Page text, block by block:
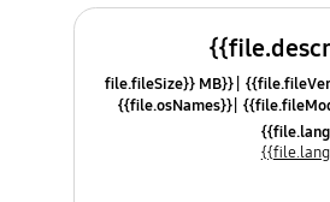
{{file.fileSize}} MB
{{file.osNames}}